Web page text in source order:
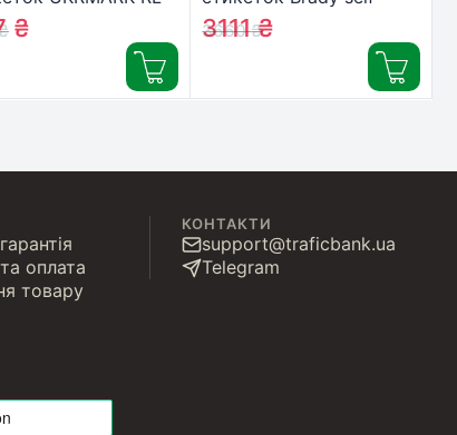
BK/PK
стрічка. для
серії D1. 12мм
₴
laminating, для пробірок,
поліестер, 12.7mm/6.4m.
чорни (M21-500-461)
3660₴
3111₴
оплата
товару
КОНТАКТИ
support@traficbank.ua
Telegram